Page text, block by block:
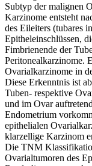
Subtyp der malignen
Karzinome entsteht
des Eileiters (tubares
Epitheleinschlüssen,
Fimbrienende der
Peritonealkarzinome.
Ovarialkarzinome in
Diese Erkenntnis ist
Tuben- respektive
und im Ovar
Endometrium
epithelialen
klarzellige Karzinom
Die TNM
Ovarialtumoren des